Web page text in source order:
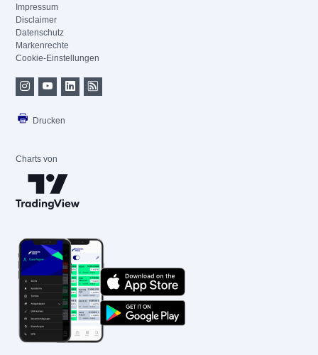
Impressum
Disclaimer
Datenschutz
Markenrechte
Cookie-Einstellungen
Drucken
Charts von